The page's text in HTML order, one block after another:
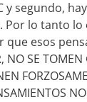
y segundo,
Por lo tanto lo
que esos
NO SE TOMEN